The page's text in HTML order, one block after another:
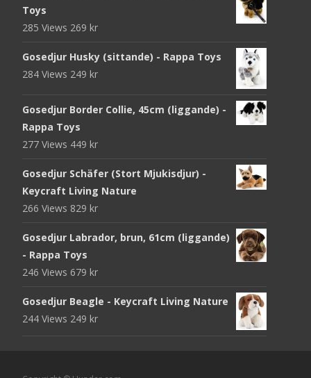
Toys
285 Views 269 kr
Gosedjur Husky (sittande) - Rappa Toys
284 Views 249 kr
Gosedjur Border Collie, 45cm (liggande) -
Rappa Toys
277 Views 449 kr
Gosedjur Schäfer (Stort Mjukisdjur) -
Keycraft Living Nature
266 Views 829 kr
Gosedjur Labrador, brun, 61cm (liggande)
- Rappa Toys
246 Views 679 kr
Gosedjur Beagle - Keycraft Living Nature
244 Views 249 kr